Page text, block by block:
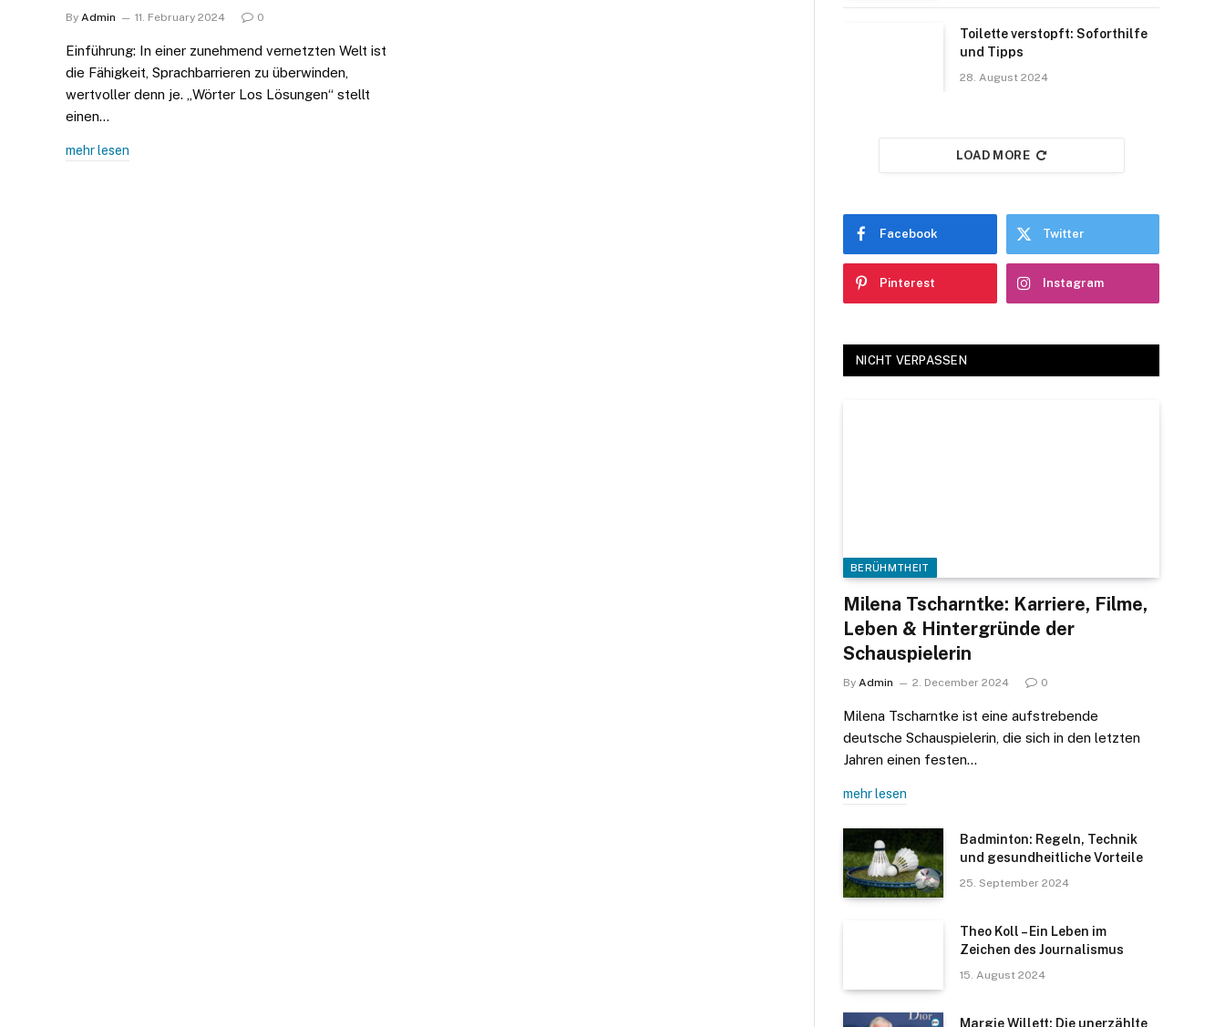
By Admin 11. February 2024 0
Einführung: In einer zunehmend vernetzten Welt ist
die Fähigkeit, Sprachbarrieren zu überwinden,
wertvoller denn je. „Wörter Los Lösungen“ stellt
einen…
mehr lesen
Toilette verstopft: Soforthilfe
und Tipps
28. August 2024
LOAD MORE
Facebook Twitter
Pinterest Instagram
NICHT VERPASSEN
BERÜHMTHEIT
Milena Tscharntke: Karriere, Filme,
Leben & Hintergründe der
Schauspielerin
By Admin 2. December 2024 0
Milena Tscharntke ist eine aufstrebende
deutsche Schauspielerin, die sich in den letzten
Jahren einen festen…
mehr lesen
Badminton: Regeln, Technik
und gesundheitliche Vorteile
25. September 2024
Theo Koll – Ein Leben im
Zeichen des Journalismus
15. August 2024
Margie Willett: Die unerzählte